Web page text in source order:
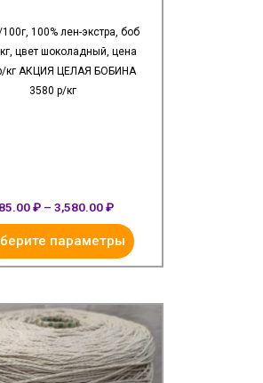
100% лен-экстра, боб
цвет шоколадный, цена
кг АКЦИЯ ЦЕЛАЯ БОБИНА
3580 р/кг
₽ – 3,580.00₽
параметры